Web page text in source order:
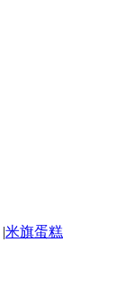
|米旗蛋糕